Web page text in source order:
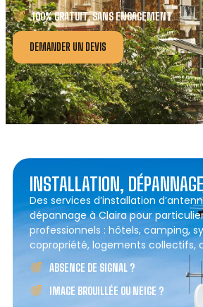
100% GRATUIT, SANS ENGAGEMENT
DEMANDER UN DEVIS
INSTALLATION,
Des services d’installation
dépannage à Claira pour
professionnels : hôtels, camping,
copropriété, logements collectifs,
ABSENCE DE SIGNAL ?
IMAGE BROUILLÉE OU NEIGE ?